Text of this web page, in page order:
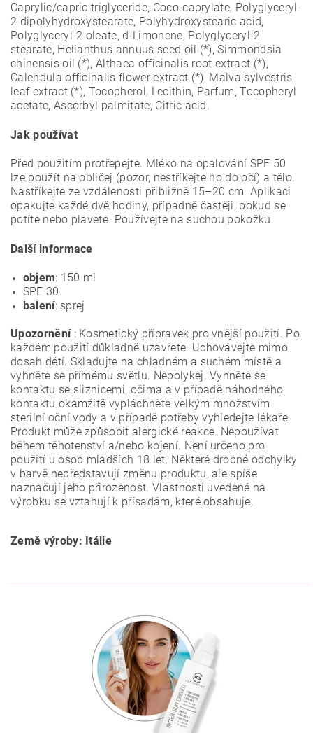
Caprylic/capric triglyceride, Coco-caprylate, Polyglyceryl-
2 dipolyhydroxystearate, Polyhydroxystearic acid,
Polyglyceryl-2 oleate, d-Limonene, Polyglyceryl-2
stearate, Helianthus annuus seed oil (*), Simmondsia
chinensis oil (*), Althaea officinalis root extract (*),
Calendula officinalis flower extract (*), Malva sylvestris
leaf extract (*), Tocopherol, Lecithin, Parfum, Tocopheryl
acetate, Ascorbyl palmitate, Citric acid.
Jak používat
Před použitím protřepejte. Mléko na opalování SPF 50
lze použít na obličej (pozor, nestříkejte ho do očí) a tělo.
Nastříkejte ze vzdálenosti přibližně 15–20 cm. Aplikaci
opakujte každé dvě hodiny, případně častěji, pokud se
potíte nebo plavete. Používejte na suchou pokožku.
Další informace
objem: 150 ml
SPF 30
balení: sprej
Upozornění: Kosmetický přípravek pro vnější použití. Po
každém použití důkladně uzavřete. Uchovávejte mimo
dosah dětí. Skladujte na chladném a suchém místě a
vyhněte se přímému světlu. Nepolykej. Vyhněte se
kontaktu se sliznicemi, očima a v případě náhodného
kontaktu okamžitě vypláchněte velkým množstvím
sterilní oční vody a v případě potřeby vyhledejte lékaře.
Produkt může způsobit alergické reakce. Nepoužívat
během těhotenství a/nebo kojení. Není určeno pro
použití u osob mladších 18 let. Některé drobné odchylky
v barvě nepředstavují změnu produktu, ale spíše
naznačují jeho přirozenost. Vlastnosti uvedené na
výrobku se vztahují k přísadám, které obsahuje.
Země výroby: Itálie